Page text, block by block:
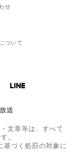
せ
ついて
送
文章等は、すべて
。
基づく処罰の対象に